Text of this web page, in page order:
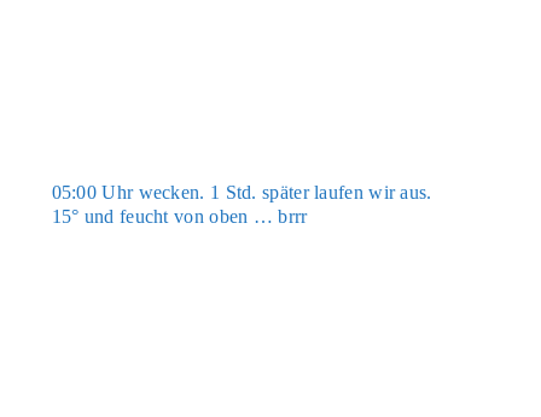
05:00 Uhr wecken. 1 Std. spä­ter lau­fen wir aus.
15° und feucht von oben … brrr